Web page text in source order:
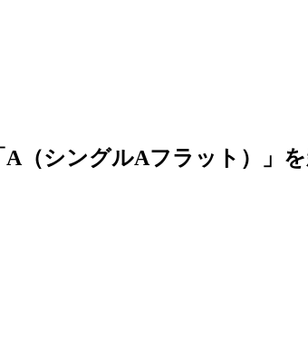
（シングルAフラット）」